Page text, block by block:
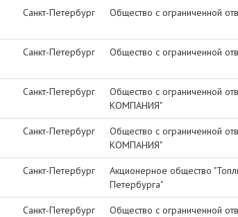
Санкт-Петербург Общество с ограниченной
Санкт-Петербург Общество с ограниченной
Санкт-Петербург
Общество с ограниченной
КОМПАНИЯ"
Санкт-Петербург
Общество с ограниченной
КОМПАНИЯ"
Санкт-Петербург
Акционерное общество
Петербурга"
Санкт-Петербург Общество с ограниченной